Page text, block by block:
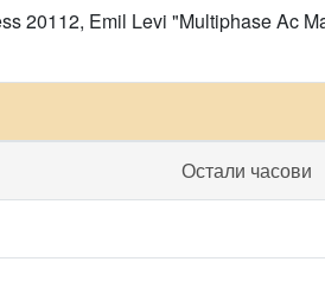
20112, Emil Levi "Multiphase Ac
Остали часови